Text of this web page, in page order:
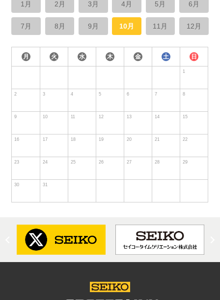
1月 2月 3月 4月 5月 6月
7月 8月 9月 10月 11月 12月
月 火 水 木 金 土 日
1
2 3 4 5 6 7 8
9 10 11 12 13 14 15
16 17 18 19 20 21 22
23 24 25 26 27 28 29
30 31